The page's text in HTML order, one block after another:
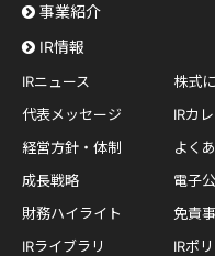
事業紹介
IR情報
IRニュース
代表メッセージ
経営方針・体制
成長戦略
財務ハイライト
IRライブラリ
株式
IRカ
よく
電子
免責
IRポ